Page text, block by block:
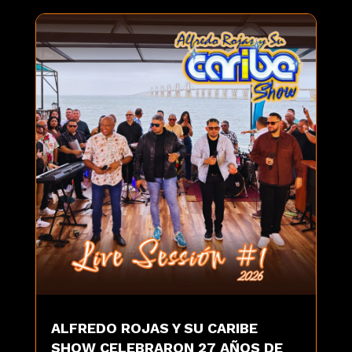
ALFREDO ROJAS Y SU CARIBE
SHOW CELEBRARON 27 AÑOS DE